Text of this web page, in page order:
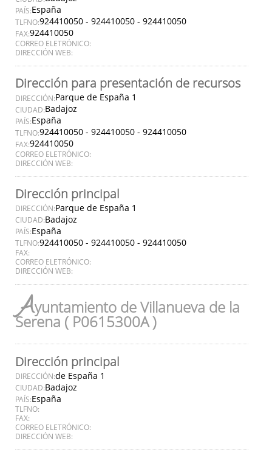
PAÍS:España
TLFNO:924410050 - 924410050 - 924410050
FAX:924410050
CORREO ELETRÓNICO:
DIRECCIÓN WEB:
Dirección para presentación de recursos
DIRECCIÓN:Parque de España 1
CIUDAD:Badajoz
PAÍS:España
TLFNO:924410050 - 924410050 - 924410050
FAX:924410050
CORREO ELETRÓNICO:
DIRECCIÓN WEB:
Dirección principal
DIRECCIÓN:Parque de España 1
CIUDAD:Badajoz
PAÍS:España
TLFNO:924410050 - 924410050 - 924410050
FAX:
CORREO ELETRÓNICO:
DIRECCIÓN WEB:
Ayuntamiento de Villanueva de la
Serena ( P0615300A )
Dirección principal
DIRECCIÓN:de España 1
CIUDAD:Badajoz
PAÍS:España
TLFNO:
FAX:
CORREO ELETRÓNICO:
DIRECCIÓN WEB: